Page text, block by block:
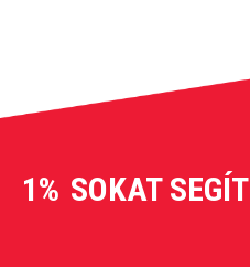
1% SOKAT SEGÍT